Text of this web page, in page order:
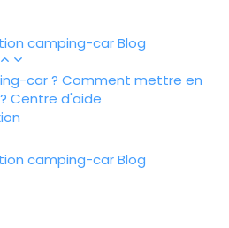
camping-carBlog
car ? Comment mettre en
Centre d'aide
camping-carBlog